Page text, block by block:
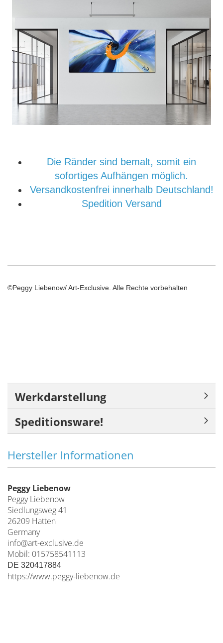
Die Ränder sind bemalt, somit ein
sofortiges Aufhängen möglich.
Versandkostenfrei innerhalb Deutschland!
Spedition Versand
©Peggy Liebenow/ Art-Exclusive. Alle Rechte vorbehalten
Werkdarstellung
Speditionsware!
Hersteller Informationen
Peggy Liebenow
Peggy Liebenow
Siedlungsweg 41
26209 Hatten
Germany
info@art-exclusive.de
Mobil: 015758541113
DE 320417884
https://www.peggy-liebenow.de